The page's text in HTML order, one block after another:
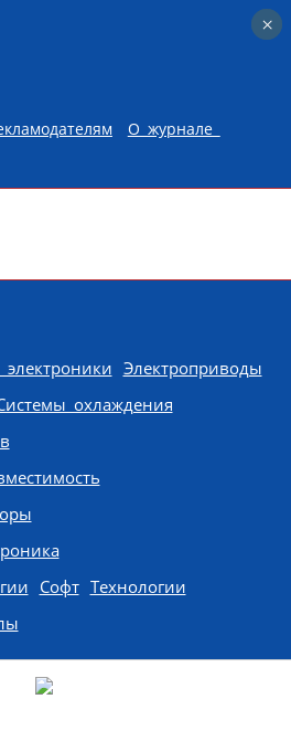
О журнале
Электроприводы
охлаждения
Софт Технологии
×
×